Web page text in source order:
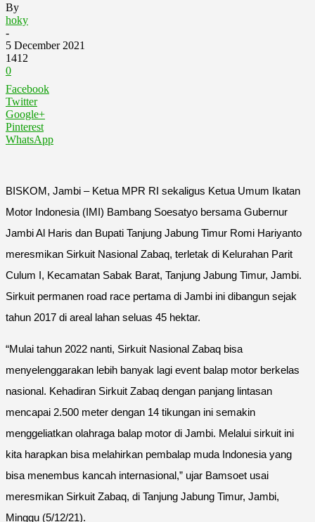
By
hoky
-
5 December 2021
1412
0
Facebook
Twitter
Google+
Pinterest
WhatsApp
BISKOM, Jambi – Ketua MPR RI sekaligus Ketua Umum Ikatan
Motor Indonesia (IMI) Bambang Soesatyo bersama Gubernur
Jambi Al Haris dan Bupati Tanjung Jabung Timur Romi Hariyanto
meresmikan Sirkuit Nasional Zabaq, terletak di Kelurahan Parit
Culum I, Kecamatan Sabak Barat, Tanjung Jabung Timur, Jambi.
Sirkuit permanen road race pertama di Jambi ini dibangun sejak
tahun 2017 di areal lahan seluas 45 hektar.
“Mulai tahun 2022 nanti, Sirkuit Nasional Zabaq bisa
menyelenggarakan lebih banyak lagi event balap motor berkelas
nasional. Kehadiran Sirkuit Zabaq dengan panjang lintasan
mencapai 2.500 meter dengan 14 tikungan ini semakin
menggeliatkan olahraga balap motor di Jambi. Melalui sirkuit ini
kita harapkan bisa melahirkan pembalap muda Indonesia yang
bisa menembus kancah internasional,” ujar Bamsoet usai
meresmikan Sirkuit Zabaq, di Tanjung Jabung Timur, Jambi,
Minggu (5/12/21).